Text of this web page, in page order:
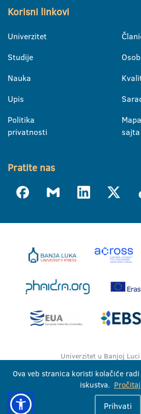
Korisni linkovi
Univerzitet
Studije
Nauka
Upis
Politika
privatnosti
Mapa
sajta
Pratite nas
Univerzitet u Banjoj
Ova veb stranica koristi kolačiće
iskustva.
Prihvati